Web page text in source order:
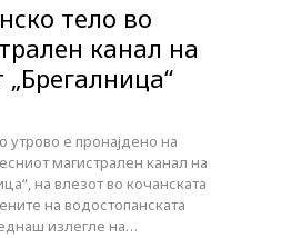
тело во
канал на
е пронајдено на
магистрален канал на
на влезот во кочанската
на водостопанската
излегле на…